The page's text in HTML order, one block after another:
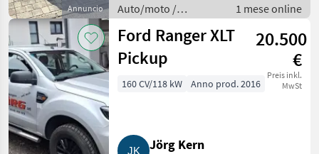
Annuncio
Auto/moto /
Fuoristrada
1 mese online
Ford Ranger XLT
Pickup
20.500
€
Preis inkl.
MwSt
160 CV/118 kW Anno prod. 2016
Jörg Kern